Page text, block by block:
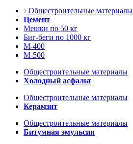
Общестроительные материалы
Цемент
Мешки по 50 кг
Биг-беги по 1000 кг
М-400
М-500
Общестроительные материалы
Холодный асфальт
Общестроительные материалы
Керамзит
Общестроительные материалы
Битумная эмульсия